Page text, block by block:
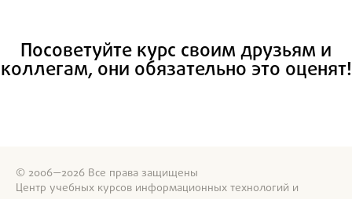
Посоветуйте курс своим друзьям и
коллегам, они обязательно это оценят!
© 2006—2026 Все права защищены
Центр учебных курсов информационных технологий и